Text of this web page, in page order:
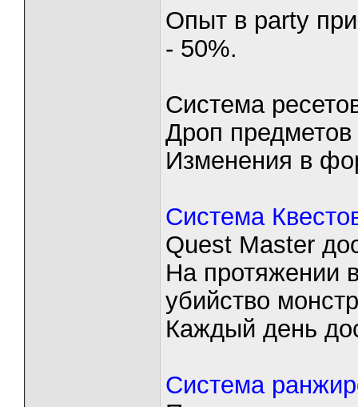
Опыт в party
- 50%.
Система
Дроп предметов
Изменения в
Система
Quest Master
На протяжении
убийство
Каждый день
Система